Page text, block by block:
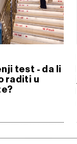
test - da li
raditi u